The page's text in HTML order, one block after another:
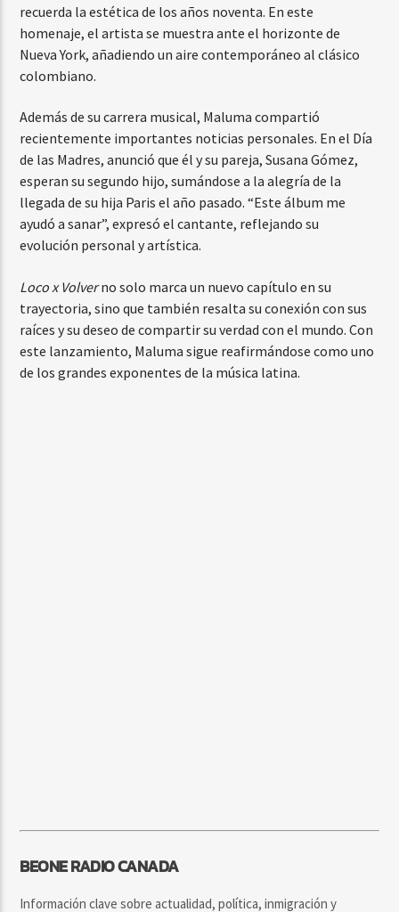
recuerda la estética de los años noventa. En este
homenaje, el artista se muestra ante el horizonte de
Nueva York, añadiendo un aire contemporáneo al clásico
colombiano.
Además de su carrera musical, Maluma compartió
recientemente importantes noticias personales. En el Día
de las Madres, anunció que él y su pareja, Susana Gómez,
esperan su segundo hijo, sumándose a la alegría de la
llegada de su hija Paris el año pasado. “Este álbum me
ayudó a sanar”, expresó el cantante, reflejando su
evolución personal y artística.
Loco x Volverno solo marca un nuevo capítulo en su
trayectoria, sino que también resalta su conexión con sus
raíces y su deseo de compartir su verdad con el mundo. Con
este lanzamiento, Maluma sigue reafirmándose como uno
de los grandes exponentes de la música latina.
BEONE RADIO CANADA
Información clave sobre actualidad, política, inmigración y